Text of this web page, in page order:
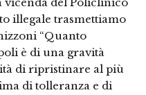
del Policlinico
illegale trasmettiamo
“Quanto
è di una gravità
di ripristinare al più
di tolleranza e di